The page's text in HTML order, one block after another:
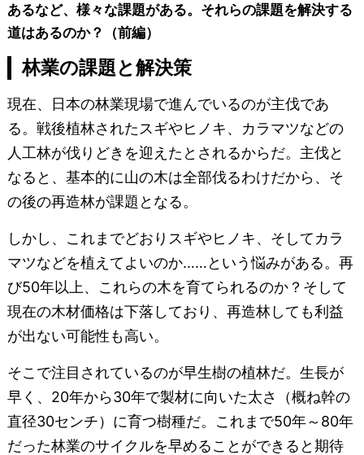
あるなど、様々な課題がある。それらの課題を解決する
道はあるのか？（前編）
林業の課題と解決策
現在、日本の林業現場で進んでいるのが主伐であ
る。戦後植林されたスギやヒノキ、カラマツなどの
人工林が伐りどきを迎えたとされるからだ。主伐と
なると、基本的に山の木は全部伐るわけだから、そ
の後の再造林が課題となる。
しかし、これまでどおりスギやヒノキ、そしてカラ
マツなどを植えてよいのか……という悩みがある。再
び50年以上、これらの木を育てられるのか？そして
現在の木材価格は下落しており、再造林しても利益
が出ない可能性も高い。
そこで注目されているのが早生樹の植林だ。生長が
早く、20年から30年で製材に向いた太さ（概ね幹の
直径30センチ）に育つ樹種だ。これまで50年～80年
だった林業のサイクルを早めることができると期待